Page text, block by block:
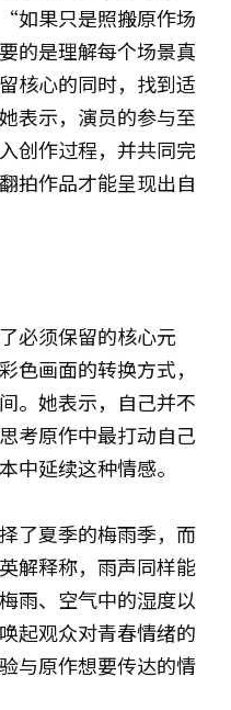
果只是照搬原作场
的是理解每个场景真
核心的同时，找到适
表示，演员的参与至
创作过程，并共同完
拍作品才能呈现出自
必须保留的核心元
色画面的转换方式，
。她表示，自己并不
考原作中最打动自己
中延续这种情感。
了夏季的梅雨季，而
解释称，雨声同样能
雨、空气中的湿度以
起观众对青春情绪的
与原作想要传达的情